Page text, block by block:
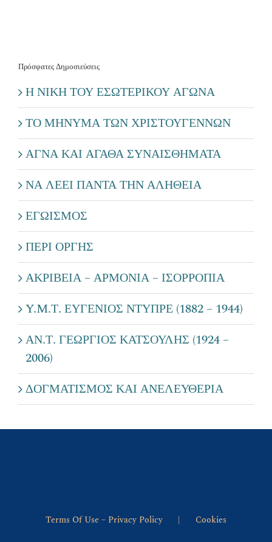
Πρόσφατες Δημοσιεύσεις
Η ΝΙΚΗ ΤΟΥ ΕΣΩΤΕΡΙΚΟΥ ΑΓΩΝΑ
ΤΟ ΜΗΝΥΜΑ ΤΩΝ ΧΡΙΣΤΟΥΓΕΝΝΩΝ
ΑΓΝΑ ΚΑΙ ΑΓΑΘΑ ΣΥΝΑΙΣΘΗΜΑΤΑ
ΝΑ ΛΕΕΙ ΠΑΝΤΑ ΤΗΝ ΑΛΗΘΕΙΑ
ΕΓΩΙΣΜΟΣ
ΠΕΡΙ ΟΡΓΗΣ
ΑΚΡΙΒΕΙΑ – ΑΡΜΟΝΙΑ – ΙΣΟΡΡΟΠΙΑ
Y.M.Τ. ΕΥΓΕΝΙΟΣ ΝΤΥΠΡΕ (1882 – 1944)
ΑΝ.Τ. ΓΕΩΡΓΙΟΣ ΚΑΤΣΟΥΛΗΣ (1924 –
2006)
ΔΟΓΜΑΤΙΣΜΟΣ ΚΑΙ ΑΝΕΛΕΥΘΕΡΙΑ
Terms Of Use – Privacy Policy Cookies